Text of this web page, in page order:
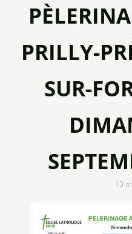
PRILLY-
SUR-
13